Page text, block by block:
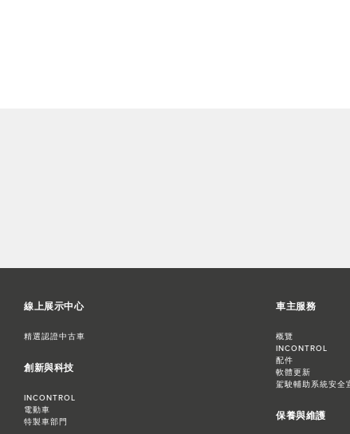
線上展示中心
精選認證中古車
創新與科技
INCONTROL
電動車
特製車部門
車主服務
概覽
INCONTROL
配件
軟體更新
駕駛輔助系統安全
保養與維護